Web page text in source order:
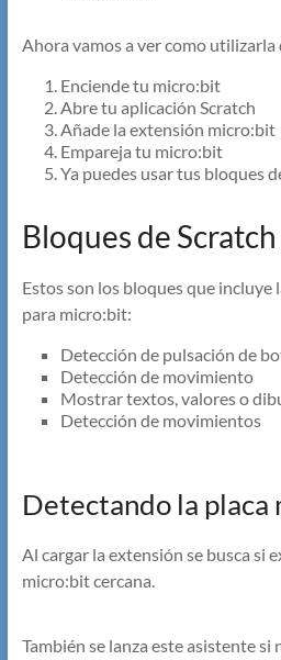
Ahora vamos a ver como utilizarla
Enciende tu micro:bit
Abre tu aplicación Scratch
Añade la extensión micro:bit
Empareja tu micro:bit
Ya puedes usar tus bloques
Bloques de
Estos son los bloques que incluye
para micro:bit:
Detección de pulsación de
Detección de movimiento
Mostrar textos, valores o
Detección de movimientos
Detectando la
Al cargar la extensión se busca si
micro:bit cercana.
También se lanza este asistente si